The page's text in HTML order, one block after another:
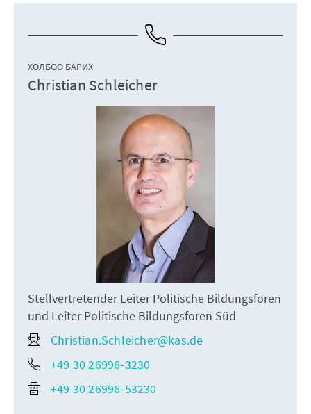
ХОЛБОО БАРИХ
Christian Schleicher
Stellvertretender Leiter Politische Bildungsforen
und Leiter Politische Bildungsforen Süd
Christian.Schleicher@kas.de
+49 30 26996-3230
+49 30 26996-53230